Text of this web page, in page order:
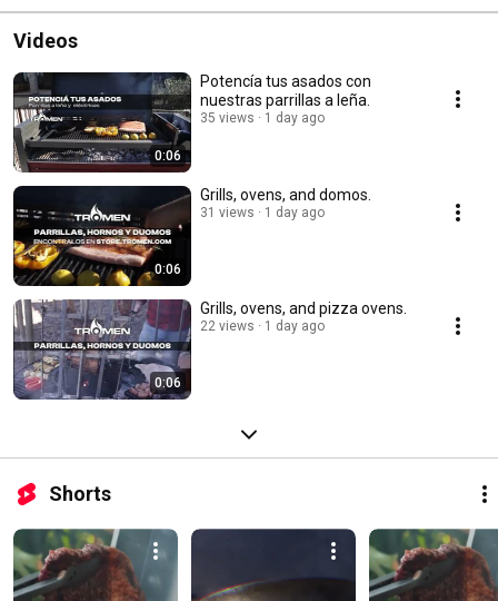
Videos
0:06
Potencía tus asados con
nuestras parrillas a leña.
35 views 1 day ago
0:06
Grills, ovens, and domos.
31 views 1 day ago
0:06
Grills, ovens, and pizza ovens.
22 views 1 day ago
Shorts